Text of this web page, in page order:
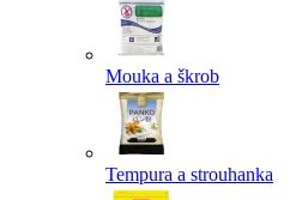
Mouka a škrob
Tempura a strouhanka